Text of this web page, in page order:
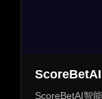
ScoreBetAI
ScoreBetAI智